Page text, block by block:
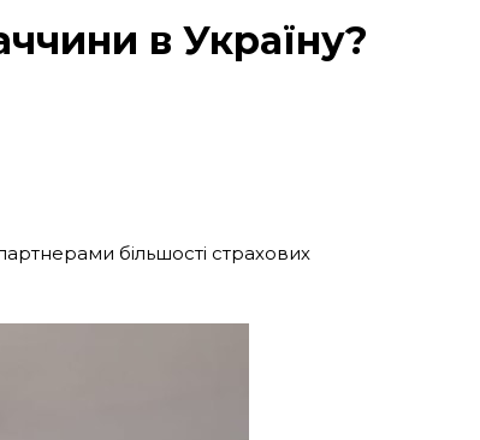
в Україну?
більшості страхових